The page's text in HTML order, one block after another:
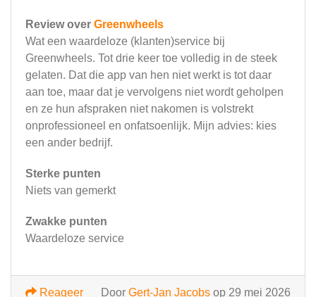
Review over Greenwheels
Wat een waardeloze (klanten)service bij
Greenwheels. Tot drie keer toe volledig in de steek
gelaten. Dat die app van hen niet werkt is tot daar
aan toe, maar dat je vervolgens niet wordt geholpen
en ze hun afspraken niet nakomen is volstrekt
onprofessioneel en onfatsoenlijk. Mijn advies: kies
een ander bedrijf.
Sterke punten
Niets van gemerkt
Zwakke punten
Waardeloze service
Door Gert-Jan Jacobs op 29 mei 2026
Reageer